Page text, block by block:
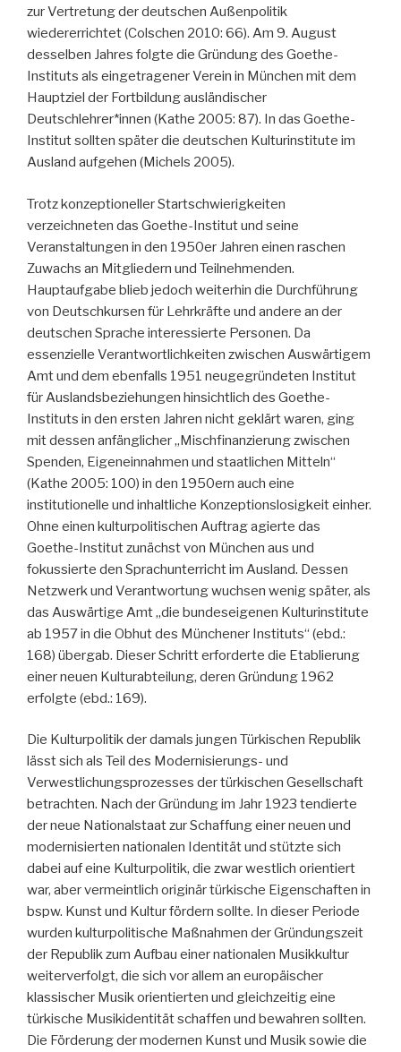
zur Vertretung der deutschen Außenpolitik
wiedererrichtet (Colschen 2010: 66). Am 9. August
desselben Jahres folgte die Gründung des Goethe-
Instituts als eingetragener Verein in München mit dem
Hauptziel der Fortbildung ausländischer
Deutschlehrer*innen (Kathe 2005: 87). In das Goethe-
Institut sollten später die deutschen Kulturinstitute im
Ausland aufgehen (Michels 2005).
Trotz konzeptioneller Startschwierigkeiten
verzeichneten das Goethe-Institut und seine
Veranstaltungen in den 1950er Jahren einen raschen
Zuwachs an Mitgliedern und Teilnehmenden.
Hauptaufgabe blieb jedoch weiterhin die Durchführung
von Deutschkursen für Lehrkräfte und andere an der
deutschen Sprache interessierte Personen. Da
essenzielle Verantwortlichkeiten zwischen Auswärtigem
Amt und dem ebenfalls 1951 neugegründeten Institut
für Auslandsbeziehungen hinsichtlich des Goethe-
Instituts in den ersten Jahren nicht geklärt waren, ging
mit dessen anfänglicher „Mischfinanzierung zwischen
Spenden, Eigeneinnahmen und staatlichen Mitteln“
(Kathe 2005: 100) in den 1950ern auch eine
institutionelle und inhaltliche Konzeptionslosigkeit einher.
Ohne einen kulturpolitischen Auftrag agierte das
Goethe-Institut zunächst von München aus und
fokussierte den Sprachunterricht im Ausland. Dessen
Netzwerk und Verantwortung wuchsen wenig später, als
das Auswärtige Amt „die bundeseigenen Kulturinstitute
ab 1957 in die Obhut des Münchener Instituts“ (ebd.:
168) übergab. Dieser Schritt erforderte die Etablierung
einer neuen Kulturabteilung, deren Gründung 1962
erfolgte (ebd.: 169).
Die Kulturpolitik der damals jungen Türkischen Republik
lässt sich als Teil des Modernisierungs- und
Verwestlichungsprozesses der türkischen Gesellschaft
betrachten. Nach der Gründung im Jahr 1923 tendierte
der neue Nationalstaat zur Schaffung einer neuen und
modernisierten nationalen Identität und stützte sich
dabei auf eine Kulturpolitik, die zwar westlich orientiert
war, aber vermeintlich originär türkische Eigenschaften in
bspw. Kunst und Kultur fördern sollte. In dieser Periode
wurden kulturpolitische Maßnahmen der Gründungszeit
der Republik zum Aufbau einer nationalen Musikkultur
weiterverfolgt, die sich vor allem an europäischer
klassischer Musik orientierten und gleichzeitig eine
türkische Musikidentität schaffen und bewahren sollten.
Die Förderung der modernen Kunst und Musik sowie die